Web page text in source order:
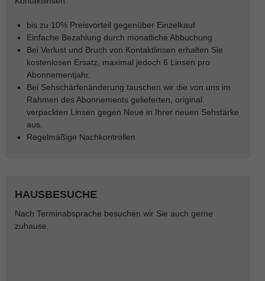
bis zu 10% Preisvorteil gegenüber Einzelkauf
Einfache Bezahlung durch monatliche Abbuchung
Bei Verlust und Bruch von Kontaktlinsen erhalten Sie
kostenlosen Ersatz, maximal jedoch 6 Linsen pro
Abonnementjahr.
Bei Sehschärfenänderung tauschen wir die von uns im
Rahmen des Abonnements gelieferten, original
verpackten Linsen gegen Neue in Ihrer neuen Sehstärke
aus.
Regelmäßige Nachkontrollen
KURZSICHTIGKEIT BEI
KINDERN/MYOPIEMANAGEMENT
Laut WHO ist die Kurzsichtigkeit die am meisten verbreitete
HAUSBESUCHE
Nach Terminabsprache besuchen wir Sie auch gerne
zuhause.